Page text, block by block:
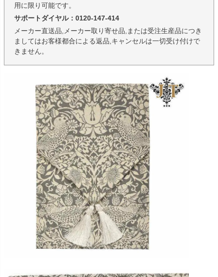
用に限り可能です。
サポートダイヤル：0120-147-414
メーカー直送品,メーカー取り寄せ品,または受注生産品につき
ましてはお客様都合による返品,キャンセルは一切受け付けで
きません。